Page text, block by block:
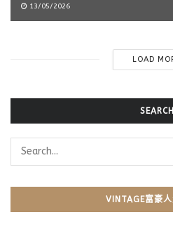
13/05/2026
LOAD
SEARCH
VINTAGE富豪